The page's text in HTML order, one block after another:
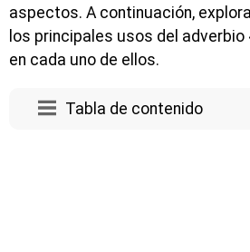
aspectos. A continuación,
los principales usos del adverbio
en cada uno de ellos.
Tabla de contenido